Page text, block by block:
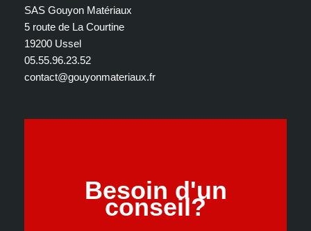
SAS Gouyon Matériaux
5 route de La Courtine
19200 Ussel
05.55.96.23.52
contact@gouyonmateriaux.fr
Besoin d'un
conseil?